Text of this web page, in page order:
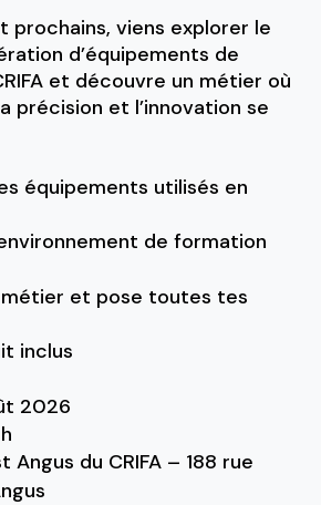
prochains, viens explorer le
d’équipements de
et découvre un métier où
précision et l’innovation se
équipements utilisés en
de formation
métier et pose toutes tes
inclus
2026
Angus du CRIFA – 188 rue